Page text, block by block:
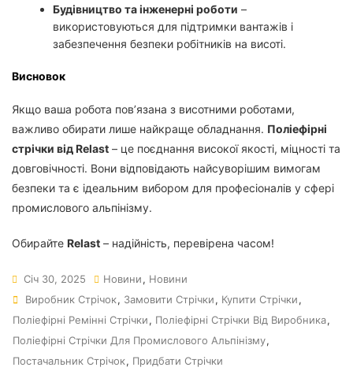
Будівництво та інженерні роботи –
використовуються для підтримки вантажів і
забезпечення безпеки робітників на висоті.
Висновок
Якщо ваша робота пов’язана з висотними роботами,
важливо обирати лише найкраще обладнання. Поліефірні
стрічки від Relast – це поєднання високої якості, міцності та
довговічності. Вони відповідають найсуворішим вимогам
безпеки та є ідеальним вибором для професіоналів у сфері
промислового альпінізму.
Обирайте Relast – надійність, перевірена часом!
Січ 30, 2025 Новини, Новини
Виробник Стрічок, Замовити Стрічки, Купити Стрічки,
Поліефірні Ремінні Стрічки, Поліефірні Стрічки Від Виробника,
Поліефірні Стрічки Для Промислового Альпінізму,
Постачальник Стрічок, Придбати Стрічки